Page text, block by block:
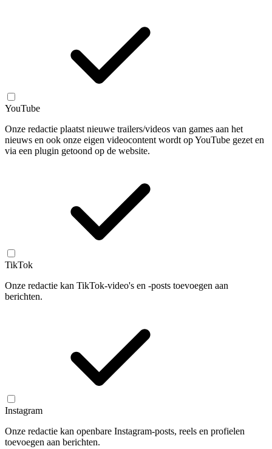
YouTube
Onze redactie plaatst nieuwe trailers/videos van games aan het
nieuws en ook onze eigen videocontent wordt op YouTube gezet en
via een plugin getoond op de website.
TikTok
Onze redactie kan TikTok-video's en -posts toevoegen aan
berichten.
Instagram
Onze redactie kan openbare Instagram-posts, reels en profielen
toevoegen aan berichten.